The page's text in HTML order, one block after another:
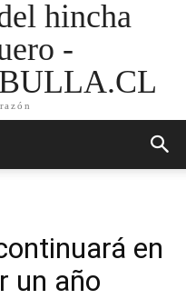
hincha
-
en
un año